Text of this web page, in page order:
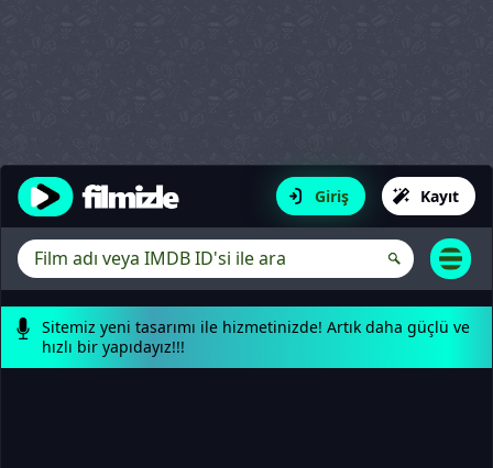
Giriş Kayıt
Sitemiz yeni tasarımı ile hizmetinizde! Artık daha güçlü ve
hızlı bir yapıdayız!!!